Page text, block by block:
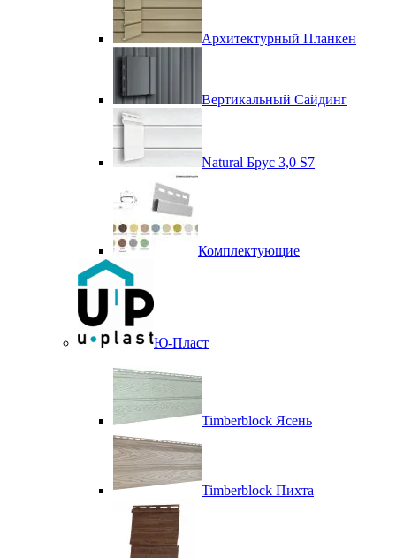
Архитектурный Планкен
Вертикальный Сайдинг
Natural Брус 3,0 S7
Комплектующие
Ю-Пласт
Timberblock Ясень
Timberblock Пихта